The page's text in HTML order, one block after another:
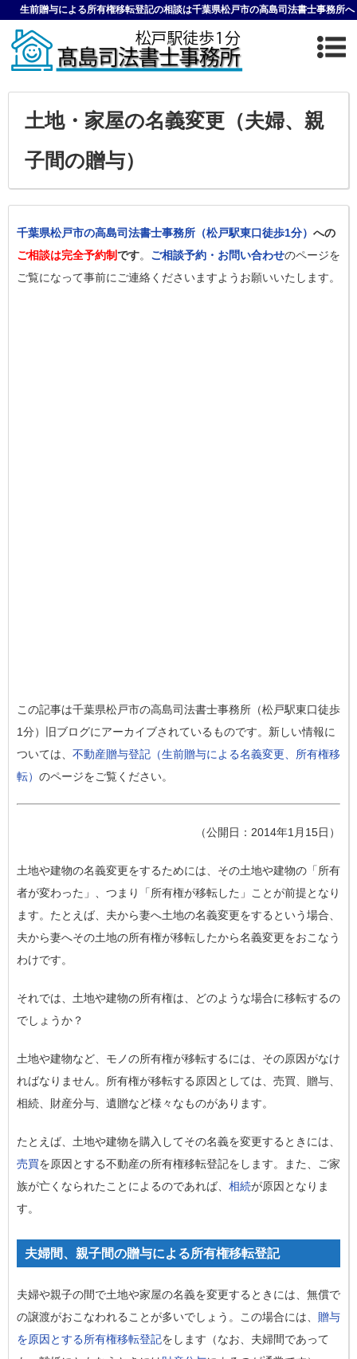
生前贈与による所有権移転登記の相談は千葉県松戸市の高島司法書士事務所へ
土地・家屋の名義変更（夫婦、親
子間の贈与）
千葉県松戸市の高島司法書士事務所（松戸駅東口徒歩1分） への
ご相談は完全予約制です。 ご相談予約・お問い合わせのページを
ご覧になって事前にご連絡くださいますようお願いいたします。
この記事は千葉県松戸市の高島司法書士事務所（松戸駅東口徒歩
1分）旧ブログにアーカイブされているものです。新しい情報に
ついては、 不動産贈与登記（生前贈与による名義変更、所有権移
転） のページをご覧ください。
（公開日：2014年1月15日）
土地や建物の名義変更をするためには、その土地や建物の「所有
者が変わった」、つまり
「所有権が移転した」
ことが前提となり
ます。たとえば、夫から妻へ土地の名義変更をするという場合、
夫から妻へその土地の所有権が移転したから名義変更をおこなう
わけです。
それでは、土地や建物の所有権は、どのような場合に移転するの
でしょうか？
土地や建物など、モノの所有権が移転するには、その原因がなけ
ればなりません。所有権が移転する原因としては、 売買、贈与、
相続、財産分与、遺贈など様々なものがあります。
たとえば、土地や建物を購入してその名義を変更するときには、
売買を原因とする不動産の所有権移転登記をします。また、ご家
族が亡くなられたことによるのであれば、 相続が原因となりま
す。
夫婦間、親子間の贈与による所有権移転登記
夫婦や親子の間で土地や家屋の名義を変更するときには、無償で
の譲渡がおこなわれることが多いでしょう。この場合には、 贈与
を原因とする所有権移転登記をします（なお、夫婦間であって